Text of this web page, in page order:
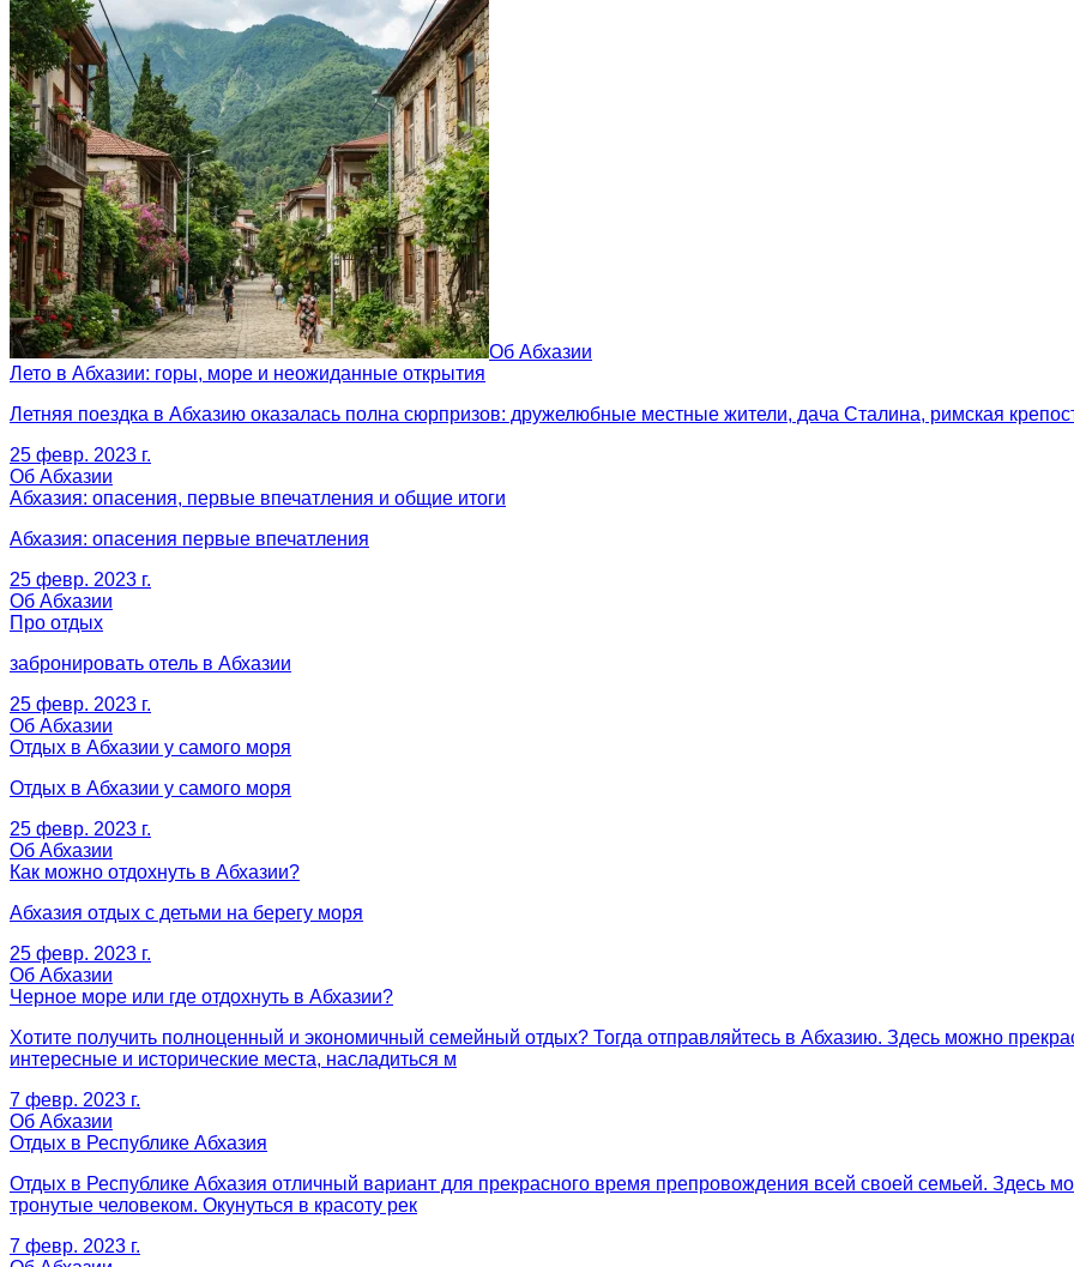
Об Абхазии
Лето в Абхазии: горы, море и неожиданные открытия
Летняя поездка в Абхазию оказалась полна сюрпризов: дружелюбные местные жители, дача Сталина, римская
25 февр. 2023 г.
Об Абхазии
Абхазия: опасения, первые впечатления и общие итоги
Абхазия: опасения первые впечатления
25 февр. 2023 г.
Об Абхазии
Про отдых
забронировать отель в Абхазии
25 февр. 2023 г.
Об Абхазии
Отдых в Абхазии у самого моря
Отдых в Абхазии у самого моря
25 февр. 2023 г.
Об Абхазии
Как можно отдохнуть в Абхазии?
Абхазия отдых с детьми на берегу моря
25 февр. 2023 г.
Об Абхазии
Черное море или где отдохнуть в Абхазии?
Хотите получить полноценный и экономичный семейный отдых? Тогда отправляйтесь в Абхазию. Здесь можно
интересные и исторические места, насладиться м
7 февр. 2023 г.
Об Абхазии
Отдых в Республике Абхазия
Отдых в Республике Абхазия отличный вариант для прекрасного время препровождения всей своей семьей. Здесь
тронутые человеком. Окунуться в красоту рек
7 февр. 2023 г.